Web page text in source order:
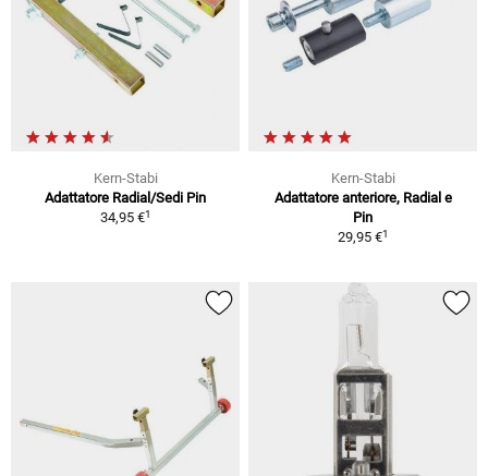
Kern-Stabi
Adattatore Radial/Sedi Pin
34,95 €1
Kern-Stabi
Adattatore anteriore, Radial e
Pin
29,95 €1